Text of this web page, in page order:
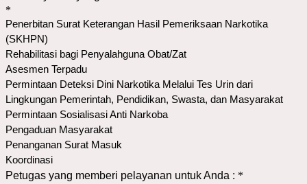
*
Penerbitan Surat Keterangan Hasil Pemeriksaan Narkotika
(SKHPN)
Rehabilitasi bagi Penyalahguna Obat/Zat
Asesmen Terpadu
Permintaan Deteksi Dini Narkotika Melalui Tes Urin dari
Lingkungan Pemerintah, Pendidikan, Swasta, dan Masyarakat
Permintaan Sosialisasi Anti Narkoba
Pengaduan Masyarakat
Penanganan Surat Masuk
Koordinasi
Petugas yang memberi pelayanan untuk Anda : *